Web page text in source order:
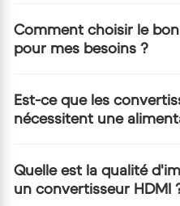
Les types les plus
convertisseurs VGA
RCA ou SCART vers
anciens. Il existe
Comment choisir le
pour mes besoins ?
Identifiez la sortie
(VGA, DP, DVI, etc.) et
supporte la résolution et
désirés. Pensez
Est-ce que les
nécessitent une
Certains
convertissent un signal
Quelle est la qualité
un convertisseur HDMI